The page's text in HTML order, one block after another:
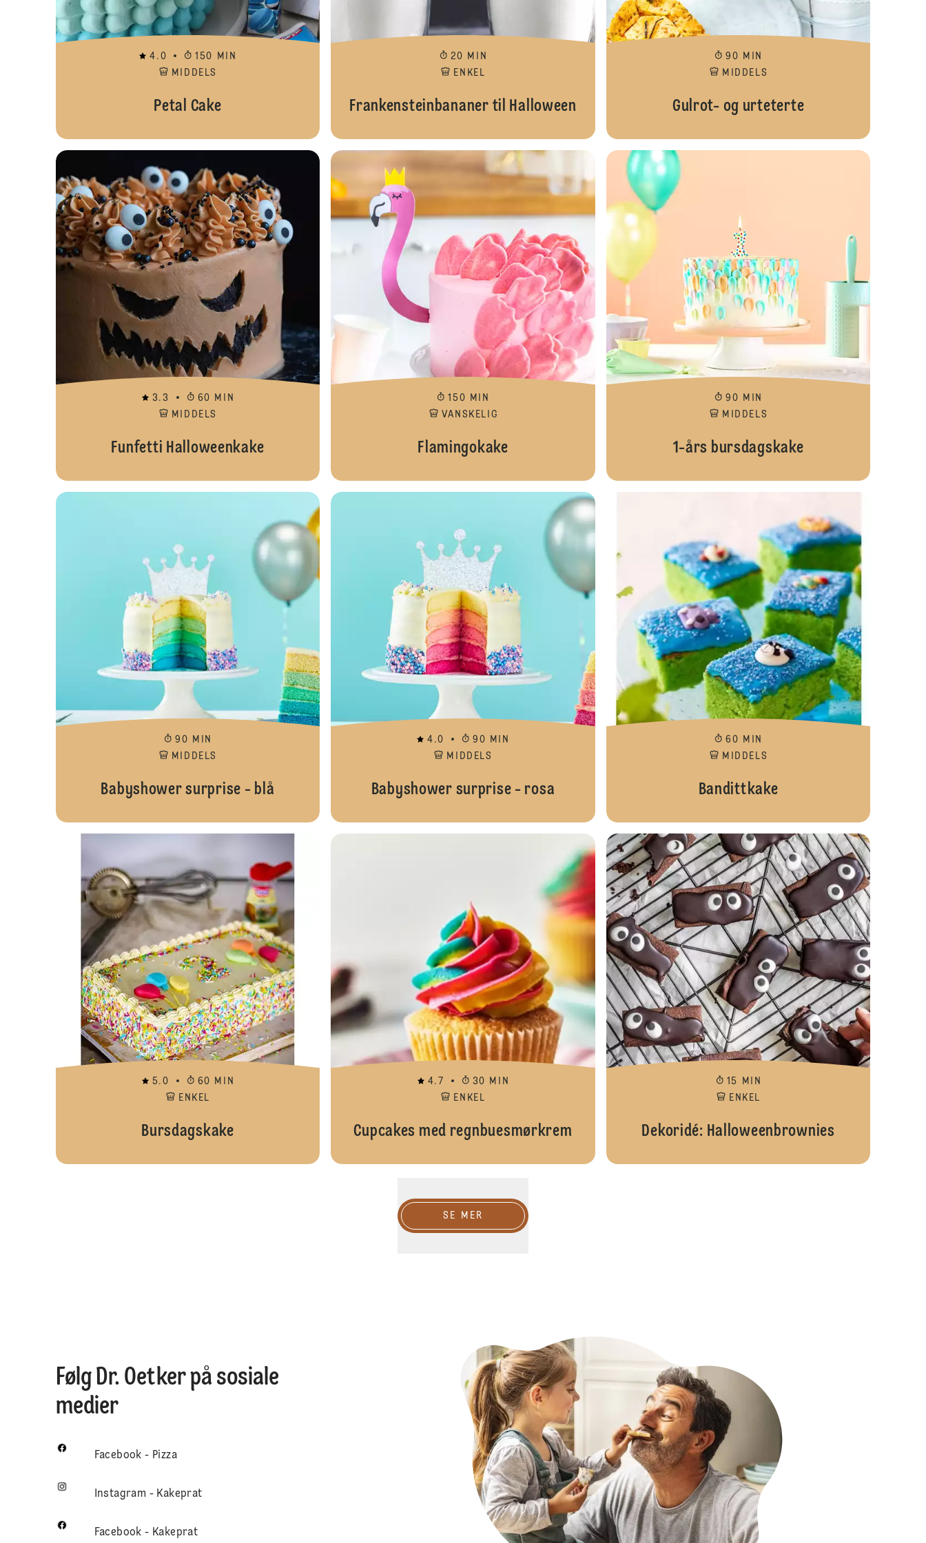
4.0
150 MIN
MIDDELS
Petal Cake
20 MIN
ENKEL
Frankensteinbananer til Halloween
90 MIN
MIDDELS
Gulrot- og urteterte
Funfetti Halloweenkake
3.3
60 MIN
MIDDELS
Funfetti Halloweenkake
Flamingokake
150 MIN
VANSKELIG
Flamingokake
90 MIN
MIDDELS
1-års bursdagskake
Babyshower surprise - blå
90 MIN
MIDDELS
Babyshower surprise - blå
4.0
90 MIN
MIDDELS
Babyshower surprise - rosa
60 MIN
MIDDELS
Bandittkake
Bursdagskake
5.0
60 MIN
ENKEL
Bursdagskake
Cupcakes
4.7
30 MIN
ENKEL
Cupcakes med regnbuesmørkrem
15 MIN
ENKEL
Dekoridé: Halloweenbrownies
SE MER
Følg Dr. Oetker på sosiale
medier
Facebook - Pizza
Instagram - Kakeprat
Facebook - Kakeprat